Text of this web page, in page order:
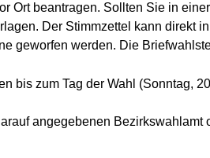
Ort beantragen. Sollten Sie in
Der Stimmzettel kann direkt
geworfen werden. Die
bis zum Tag der Wahl (Sonntag,
angegebenen